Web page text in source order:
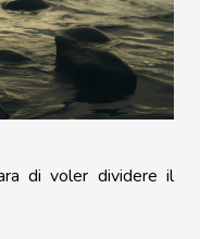
di voler dividere il